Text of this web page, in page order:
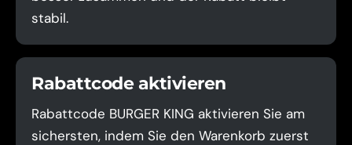
stabil.
Rabattcode aktivieren
Rabattcode BURGER KING aktivieren Sie am
sichersten, indem Sie den Warenkorb zuerst